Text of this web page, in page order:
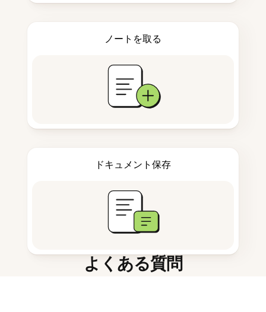
ノートを取る
ドキュメント保存
よくある質問